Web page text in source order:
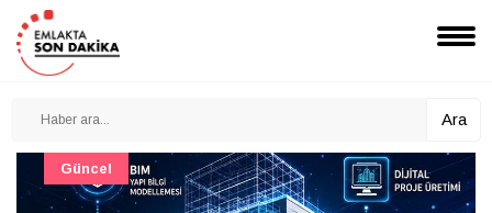
Ara
Güncel